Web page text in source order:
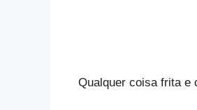
Qualquer coisa frita e